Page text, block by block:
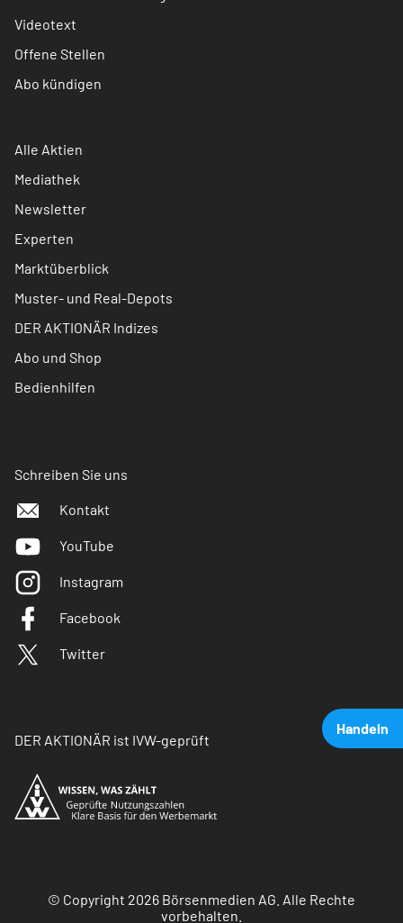
Handeln
Videotext
Offene Stellen
Abo kündigen
Alle Aktien
Mediathek
Newsletter
Experten
Marktüberblick
Muster- und Real-Depots
DER AKTIONÄR Indizes
Abo und Shop
Bedienhilfen
Schreiben Sie uns
Kontakt
YouTube
Instagram
Facebook
Twitter
DER AKTIONÄR ist IVW-geprüft
© Copyright 2026 Börsenmedien AG. Alle Rechte
vorbehalten.